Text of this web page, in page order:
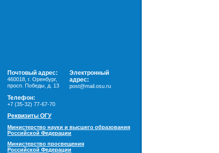
Почтовый адрес:
460018 г. Оренбург,
просп. Победы, д. 13
Электронный
адрес:
post@mail.osu.ru
Телефон:
+7 (35-32) 77-67-70
Реквизиты ОГУ
Министерство науки и высшего образования
Российской Федерации
Министерство просвещения
Российской Федерации